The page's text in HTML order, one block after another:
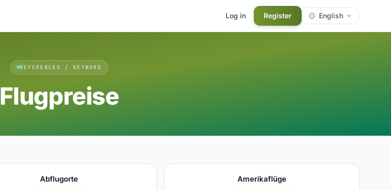
Log in Register English
REFERENCES / KEYWORD
Flugpreise
Abflugorte Amerikaflüge